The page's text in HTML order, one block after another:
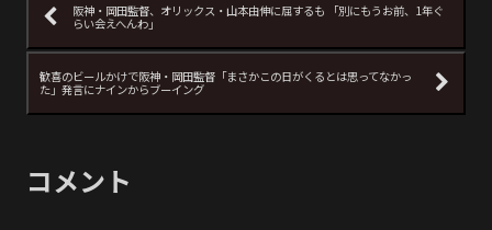
阪神・岡田監督、オリックス・山本由伸に屈するも 「別にもうお前、1年ぐ
らい会えへんわ」
歓喜のビールかけで阪神・岡田監督「まさかこの日がくるとは思ってなかっ
た」発言にナインからブーイング
コメント